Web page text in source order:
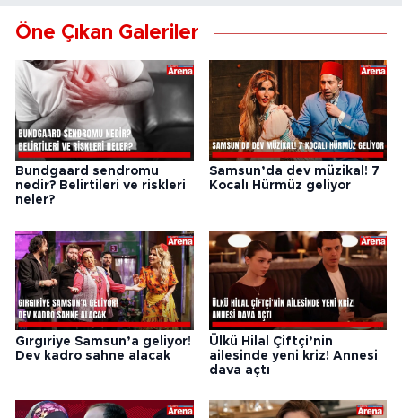
Öne Çıkan Galeriler
Bundgaard sendromu
nedir? Belirtileri ve riskleri
neler?
Samsun’da dev müzikal! 7
Kocalı Hürmüz geliyor
Gırgıriye Samsun’a geliyor!
Dev kadro sahne alacak
Ülkü Hilal Çiftçi’nin
ailesinde yeni kriz! Annesi
dava açtı